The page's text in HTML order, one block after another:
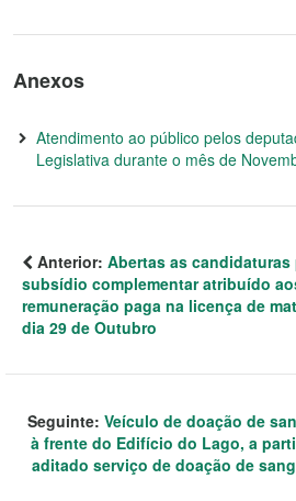
Anexos
Atendimento ao público pelos
Legislativa durante o mês de
Anterior: Abertas as candidaturas
subsídio complementar atribuído
remuneração paga na licença de
dia 29 de Outubro
Seguinte: Veículo de doação de
à frente do Edifício do Lago, a
aditado serviço de doação de